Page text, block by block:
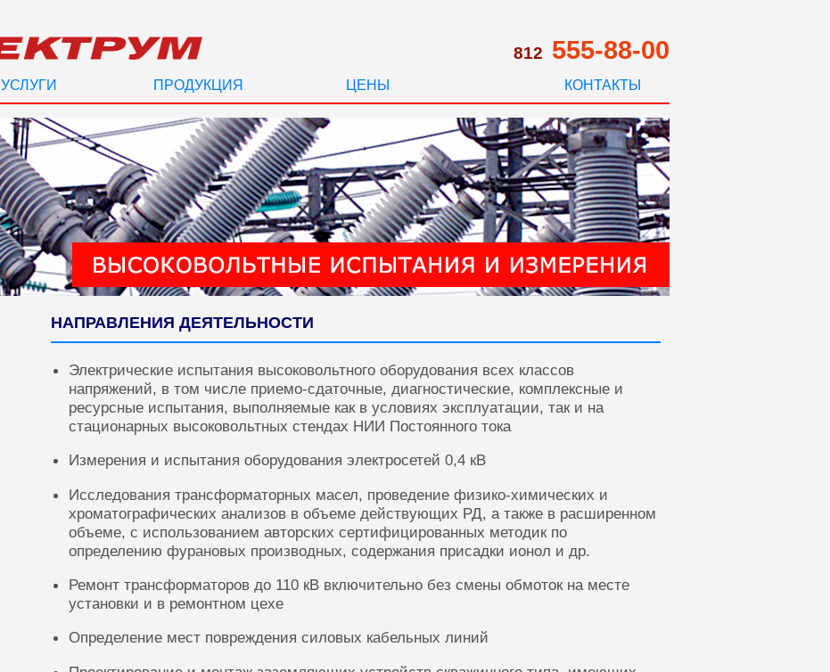
812 555-88-00
УСЛУГИ ПРОДУКЦИЯ ЦЕНЫ КОНТАКТЫ
НАПРАВЛЕНИЯ ДЕЯТЕЛЬНОСТИ
Электрические испытания высоковольтного оборудования всех классов
напряжений, в том числе приемо-сдаточные, диагностические, комплексные и
ресурсные испытания, выполняемые как в условиях эксплуатации, так и на
стационарных высоковольтных стендах НИИ Постоянного тока
Измерения и испытания оборудования электросетей 0,4 кВ
Исследования трансформаторных масел, проведение физико-химических и
хроматографических анализов в объеме действующих РД, а также в расширенном
объеме, с использованием авторских сертифицированных методик по
определению фурановых производных, содержания присадки ионол и др.
Ремонт трансформаторов до 110 кВ включительно без смены обмоток на месте
установки и в ремонтном цехе
Определение мест повреждения силовых кабельных линий